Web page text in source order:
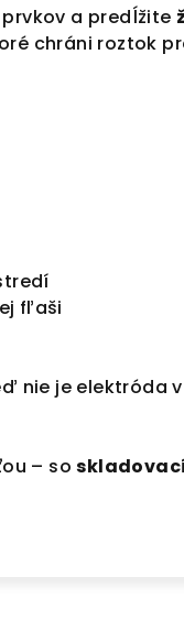
a predĺžite
chráni roztok
fľaši
nie je elektróda
– so